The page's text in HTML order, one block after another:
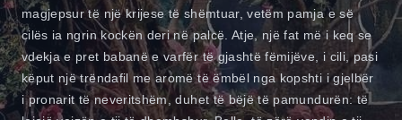
magjepsur të një krijese të shëmtuar, vetëm pamja e së
cilës ia ngrin kockën deri në palcë. Atje, një fat më i keq se
vdekja e pret babanë e varfër të gjashtë fëmijëve, i cili, pasi
këput një trëndafil me aromë të ëmbël nga kopshti i gjelbër
i pronarit të neveritshëm, duhet të bëjë të pamundurën: të